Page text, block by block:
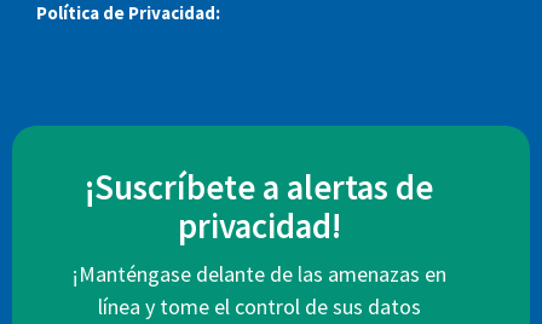
Política de Privacidad:
¡Suscríbete a alertas de
privacidad!
¡Manténgase delante de las amenazas en
línea y tome el control de sus datos